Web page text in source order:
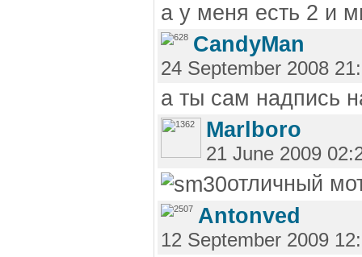
а у меня есть 2 и
CandyMan
24 September 2008
а ты сам надпись
Marlboro
21 June 2009
отличный
Antonved
12 September 2009